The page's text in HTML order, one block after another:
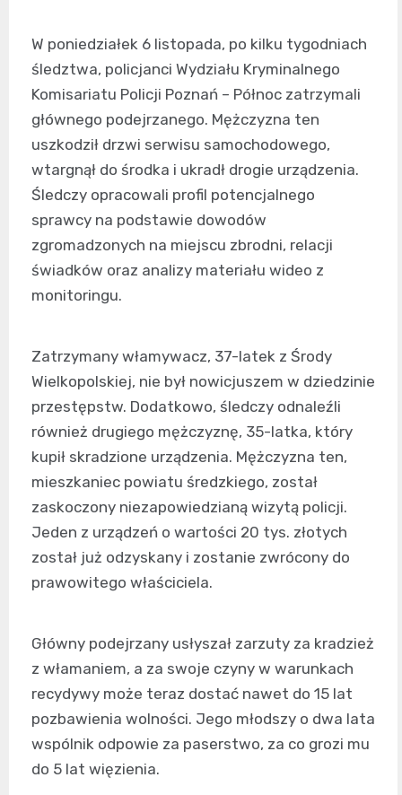
W poniedziałek 6 listopada, po kilku tygodniach
śledztwa, policjanci Wydziału Kryminalnego
Komisariatu Policji Poznań – Północ zatrzymali
głównego podejrzanego. Mężczyzna ten
uszkodził drzwi serwisu samochodowego,
wtargnął do środka i ukradł drogie urządzenia.
Śledczy opracowali profil potencjalnego
sprawcy na podstawie dowodów
zgromadzonych na miejscu zbrodni, relacji
świadków oraz analizy materiału wideo z
monitoringu.
Zatrzymany włamywacz, 37-latek z Środy
Wielkopolskiej, nie był nowicjuszem w dziedzinie
przestępstw. Dodatkowo, śledczy odnaleźli
również drugiego mężczyznę, 35-latka, który
kupił skradzione urządzenia. Mężczyzna ten,
mieszkaniec powiatu średzkiego, został
zaskoczony niezapowiedzianą wizytą policji.
Jeden z urządzeń o wartości 20 tys. złotych
został już odzyskany i zostanie zwrócony do
prawowitego właściciela.
Główny podejrzany usłyszał zarzuty za kradzież
z włamaniem, a za swoje czyny w warunkach
recydywy może teraz dostać nawet do 15 lat
pozbawienia wolności. Jego młodszy o dwa lata
wspólnik odpowie za paserstwo, za co grozi mu
do 5 lat więzienia.